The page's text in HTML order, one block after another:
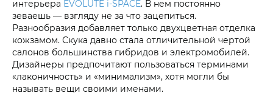
интерьера EVOLUTE i‑SPACE. В нем постоянно
зеваешь — взгляду не за что зацепиться.
Разнообразия добавляет только двухцветная отделка
кожзамом. Скука давно стала отличительной чертой
салонов большинства гибридов и электромобилей.
Дизайнеры предпочитают пользоваться терминами
«лаконичность» и «минимализм», хотя могли бы
называть вещи своими именами.